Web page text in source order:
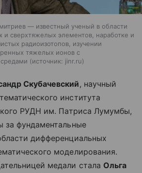
— известный ученый в области
и сверхтяжелых элементов, наработке и
радиоизотопов, изучении
тяжелых ионов с
источник: jinr.ru
Скубачевский, научный
института
РУДН им. Патриса Лумумбы,
за фундаментальные
дифференциальных
моделирования.
медали стала Ольга